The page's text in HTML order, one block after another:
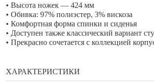
• Высота ножек — 424 мм
• Обивка: 97% полиэстер, 3% вискоза
• Комфортная форма спинки и сиденья
• Доступен также классический вариант
• Прекрасно сочетается с коллекцией
ХАРАКТЕРИСТИКИ